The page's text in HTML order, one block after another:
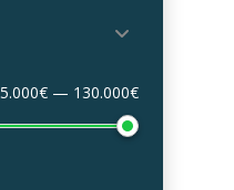
— 130.000€